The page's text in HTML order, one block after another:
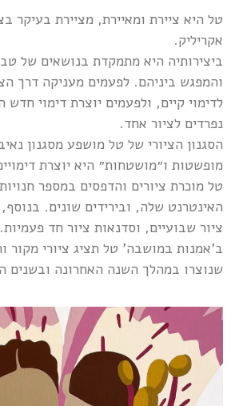
טל היא ציירת ומאיירת, מציירת בעיקר
אקריליק.
ביצירותיה היא מתמקדת בנושאים של
והמפגש ביניהם. לפעמים מעניקה דרך
לדימוי קיים, ולפעמים יוצרת דימוי
נפרדים לציור אחד.
הסגנון הציורי של טל מושפע מסגנון
מופשטות ו״מושטחות״ היא יוצרת
טל מוכרת ציורים והדפסים במספר
האינטרנט שלה, ובירידים שונים.
ציור שבועיים, וסדנאות ציור חד פעמיות.
ב'אמנות במושבה' טל תציג ציורי מקור
שנוצרו במהלך השנה האחרונה ובשנים